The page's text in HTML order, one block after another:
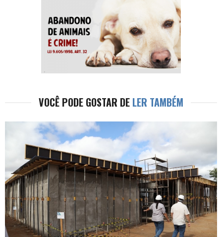
VOCÊ PODE GOSTAR DE LER TAMBÉM